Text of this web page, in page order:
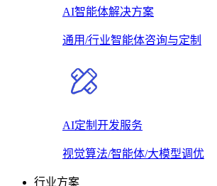
AI智能体解决方案
通用/行业智能体咨询与定制
AI定制开发服务
视觉算法/智能体/大模型调优
行业方案